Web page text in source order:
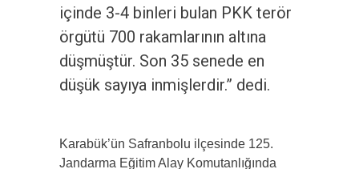
içinde 3-4 binleri bulan PKK terör
örgütü 700 rakamlarının altına
düşmüştür. Son 35 senede en
düşük sayıya inmişlerdir.” dedi.
Karabük’ün Safranbolu ilçesinde 125.
Jandarma Eğitim Alay Komutanlığında